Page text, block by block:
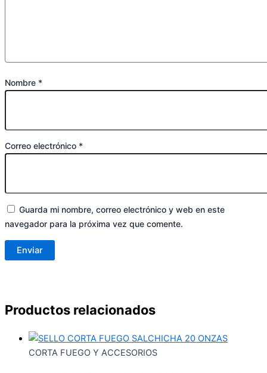
Nombre *
Correo electrónico *
Guarda mi nombre, correo electrónico y web en este
navegador para la próxima vez que comente.
Productos relacionados
CORTA FUEGO Y ACCESORIOS